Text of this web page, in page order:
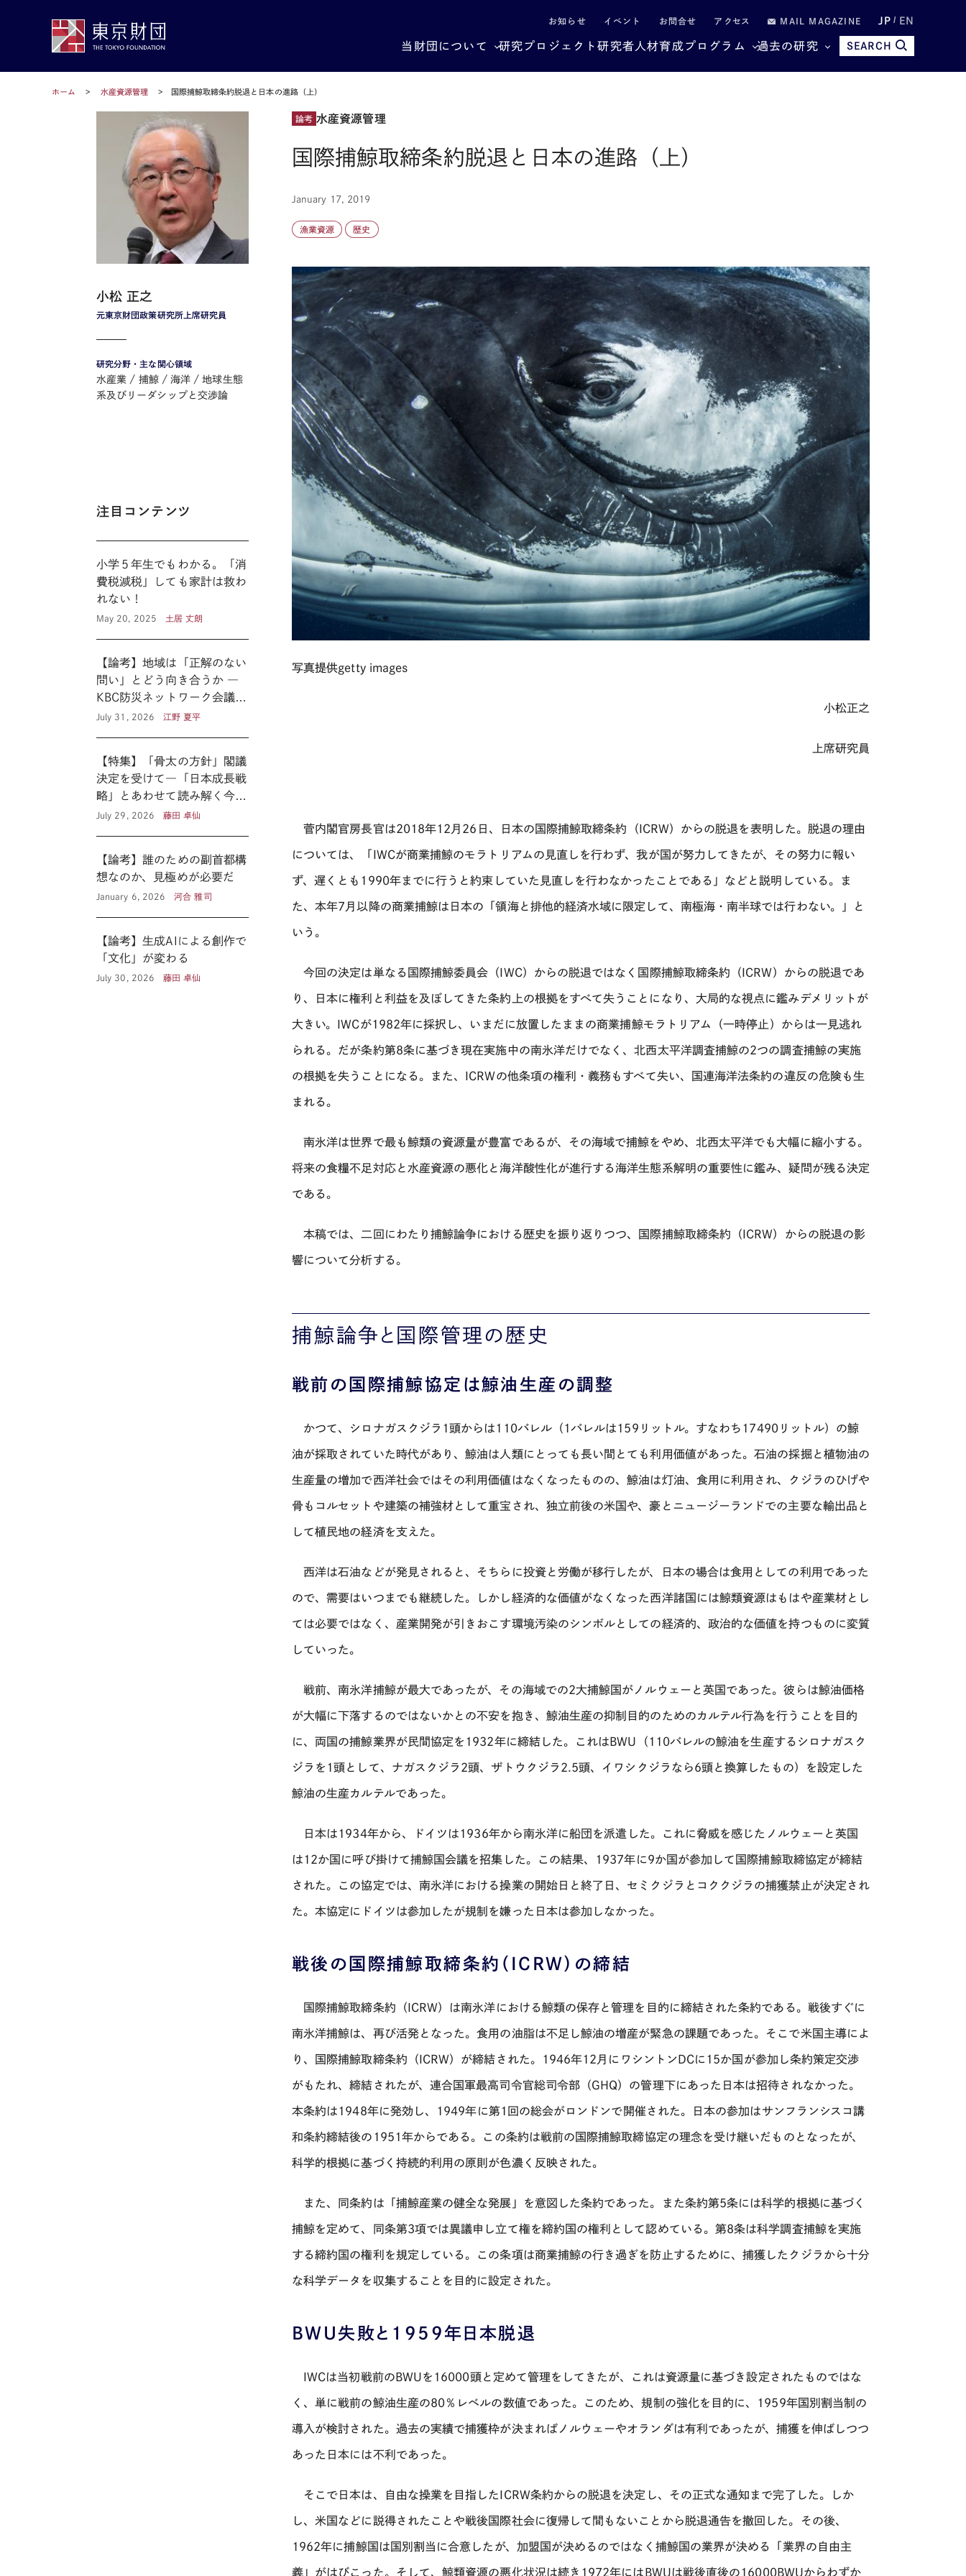
お知らせ イベント お問合せ アクセス MAIL MAGAZINE JP EN
当財団について 研究プロジェクト研究者 人材育成プログラム 過去の研究 SEARCH
ホーム 水産資源管理 国際捕鯨取締条約脱退と日本の進路（上）
論考 水産資源管理
国際捕鯨取締条約脱退と日本の進路（上）
January 17, 2019
漁業資源 歴史
写真提供getty images
小松正之
上席研究員
菅内閣官房長官は2018年12月26日、日本の国際捕鯨取締条約（ICRW）からの脱退を表明した。脱退の理由
については、「IWCが商業捕鯨のモラトリアムの見直しを行わず、我が国が努力してきたが、その努力に報い
ず、遅くとも1990年までに行うと約束していた見直しを行わなかったことである」などと説明している。ま
た、本年7月以降の商業捕鯨は日本の「領海と排他的経済水域に限定して、南極海・南半球では行わない。」と
いう。
今回の決定は単なる国際捕鯨委員会（IWC）からの脱退ではなく国際捕鯨取締条約（ICRW）からの脱退であ
り、日本に権利と利益を及ぼしてきた条約上の根拠をすべて失うことになり、大局的な視点に鑑みデメリットが
大きい。IWCが1982年に採択し、いまだに放置したままの商業捕鯨モラトリアム（一時停止）からは一見逃れ
られる。だが条約第8条に基づき現在実施中の南氷洋だけでなく、北西太平洋調査捕鯨の2つの調査捕鯨の実施
の根拠を失うことになる。また、ICRWの他条項の権利・義務もすべて失い、国連海洋法条約の違反の危険も生
まれる。
南氷洋は世界で最も鯨類の資源量が豊富であるが、その海域で捕鯨をやめ、北西太平洋でも大幅に縮小する。
将来の食糧不足対応と水産資源の悪化と海洋酸性化が進行する海洋生態系解明の重要性に鑑み、疑問が残る決定
である。
本稿では、二回にわたり捕鯨論争における歴史を振り返りつつ、国際捕鯨取締条約（ICRW）からの脱退の影
響について分析する。
捕鯨論争と国際管理の歴史
戦前の国際捕鯨協定は鯨油生産の調整
かつて、シロナガスクジラ1頭からは110バレル（1バレルは159リットル。すなわち17490リットル）の鯨
油が採取されていた時代があり、鯨油は人類にとっても長い間とても利用価値があった。石油の採掘と植物油の
生産量の増加で西洋社会ではその利用価値はなくなったものの、鯨油は灯油、食用に利用され、クジラのひげや
骨もコルセットや建築の補強材として重宝され、独立前後の米国や、豪とニュージーランドでの主要な輸出品と
して植民地の経済を支えた。
西洋は石油などが発見されると、そちらに投資と労働が移行したが、日本の場合は食用としての利用であった
ので、需要はいつまでも継続した。しかし経済的な価値がなくなった西洋諸国には鯨類資源はもはや産業材とし
ては必要ではなく、産業開発が引きおこす環境汚染のシンボルとしての経済的、政治的な価値を持つものに変質
していった。
戦前、南氷洋捕鯨が最大であったが、その海域での2大捕鯨国がノルウェーと英国であった。彼らは鯨油価格
が大幅に下落するのではないかとの不安を抱き、鯨油生産の抑制目的のためのカルテル行為を行うことを目的
に、両国の捕鯨業界が民間協定を1932年に締結した。これはBWU（110バレルの鯨油を生産するシロナガスク
ジラを1頭として、ナガスクジラ2頭、ザトウクジラ2.5頭、イワシクジラなら6頭と換算したもの）を設定した
鯨油の生産カルテルであった。
日本は1934年から、ドイツは1936年から南氷洋に船団を派遣した。これに脅威を感じたノルウェーと英国
は12か国に呼び掛けて捕鯨国会議を招集した。この結果、1937年に9か国が参加して国際捕鯨取締協定が締結
された。この協定では、南氷洋における操業の開始日と終了日、セミクジラとコククジラの捕獲禁止が決定され
た。本協定にドイツは参加したが規制を嫌った日本は参加しなかった。
戦後の国際捕鯨取締条約（ICRW）の締結
国際捕鯨取締条約（ICRW）は南氷洋における鯨類の保存と管理を目的に締結された条約である。戦後すぐに
南氷洋捕鯨は、再び活発となった。食用の油脂は不足し鯨油の増産が緊急の課題であった。そこで米国主導によ
り、国際捕鯨取締条約（ICRW）が締結された。1946年12月にワシントンDCに15か国が参加し条約策定交渉
がもたれ、締結されたが、連合国軍最高司令官総司令部（GHQ）の管理下にあった日本は招待されなかった。
本条約は1948年に発効し、1949年に第1回の総会がロンドンで開催された。日本の参加はサンフランシスコ講
和条約締結後の1951年からである。この条約は戦前の国際捕鯨取締協定の理念を受け継いだものとなったが、
科学的根拠に基づく持続的利用の原則が色濃く反映された。
また、同条約は「捕鯨産業の健全な発展」を意図した条約であった。また条約第5条には科学的根拠に基づく
捕鯨を定めて、同条第3項では異議申し立て権を締約国の権利として認めている。第8条は科学調査捕鯨を実施
する締約国の権利を規定している。この条項は商業捕鯨の行き過ぎを防止するために、捕獲したクジラから十分
な科学データを収集することを目的に設定された。
BWU失敗と1959年日本脱退
IWCは当初戦前のBWUを16000頭と定めて管理をしてきたが、これは資源量に基づき設定されたものではな
く、単に戦前の鯨油生産の80％レベルの数値であった。このため、規制の強化を目的に、1959年国別割当制の
導入が検討された。過去の実績で捕獲枠が決まればノルウェーやオランダは有利であったが、捕獲を伸ばしつつ
あった日本には不利であった。
そこで日本は、自由な操業を目指したICRW条約からの脱退を決定し、その正式な通知まで完了した。しか
し、米国などに説得されたことや戦後国際社会に復帰して間もないことから脱退通告を撤回した。その後、
1962年に捕鯨国は国別割当に合意したが、加盟国が決めるのではなく捕鯨国の業界が決める「業界の自由主
義」がはびこった。そして、鯨類資源の悪化状況は続き1972年にはBWUは戦後直後の16000BWUからわずか
元東京財団政策研究所上席研究員
小松 正之
研究分野・主な関心領域
水産業 捕鯨 海洋
地球生態
系及びリーダシップと交渉論
注目コンテンツ
小学５年生でもわかる。「消
費税減税」しても家計は救わ
れない！
May 20, 2025 土居 丈朗
【論考】地域は「正解のない
問い」とどう向き合うか ―
KBC防災ネットワーク会議に
見る新たな公共性 ―
July 31, 2026 江野 夏平
【特集】「骨太の方針」閣議
決定を受けて―「日本成長戦
略」とあわせて読み解く今後
の医療政策―
July 29, 2026 藤田 卓仙
【論考】誰のための副首都構
想なのか、見極めが必要だ
January 6, 2026 河合 雅司
【論考】生成AIによる創作で
「文化」が変わる
July 30, 2026 藤田 卓仙